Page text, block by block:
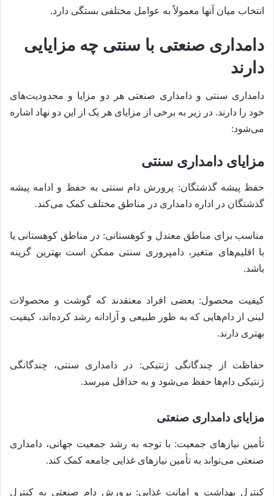
انتخاب میان آنها معمولاً به عوامل مختلفی بستگی دارد.
دامداری صنعتی با سنتی چه مزایایی
دارند
دامداری سنتی و دامداری صنعتی هر دو مزایا و محدودیت‌های
خود را دارند. در زیر به برخی از مزایای هر یک از این دو نهاد اشاره
می‌شود:
مزایای دامداری سنتی
حفظ پیشه گذشتگان: پرورش دام سنتی به حفظ و ادامه پیشه
گذشتگان در اداره دامداری در مناطق مختلف کمک می‌کند.
مناسب برای مناطق معتدل و کوهستانی: در مناطق کوهستانی یا
با اقلیم‌های متغیر، دامپروری سنتی ممکن است بهترین گزینه
باشد.
کیفیت محصول: بعضی افراد معتقدند که گوشت و محصولات
لبنی از دام‌هایی که به طور طبیعی و آزادانه رشد کرده‌اند، کیفیت
بهتری دارند.
حفاظت از چندگانگی ژنتیکی: در دامداری سنتی، چندگانگی
ژنتیکی دام‌ها حفظ می‌شود و به حداقل میرسد.
مزایای دامداری صنعتی
تأمین نیازهای جمعیت: با توجه به رشد جمعیت جهانی، دامداری
صنعتی می‌تواند به تأمین نیازهای غذایی جامعه کمک کند.
کنترل بهداشت و امانت غذایی: پرورش دام صنعتی به کنترل